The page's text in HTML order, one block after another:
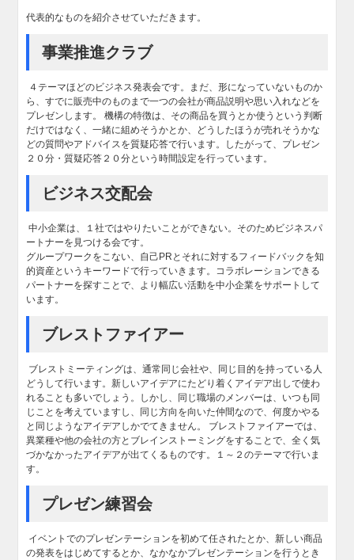
代表的なものを紹介させていただきます。
事業推進クラブ
４テーマほどのビジネス発表会です。まだ、形になっていないものか
ら、すでに販売中のものまで一つの会社が商品説明や思い入れなどを
プレゼンします。 機構の特徴は、その商品を買うとか使うという判断
だけではなく、一緒に組めそうかとか、どうしたほうが売れそうかな
どの質問やアドバイスを質疑応答で行います。したがって、プレゼン
２０分・質疑応答２０分という時間設定を行っています。
ビジネス交配会
中小企業は、１社ではやりたいことができない。そのためビジネスパ
ートナーを見つける会です。
グループワークをこない、自己PRとそれに対するフィードバックを知
的資産というキーワードで行っていきます。コラボレーションできる
パートナーを探すことで、より幅広い活動を中小企業をサポートして
います。
ブレストファイアー
ブレストミーティングは、通常同じ会社や、同じ目的を持っている人
どうして行います。新しいアイデアにたどり着くアイデア出しで使わ
れることも多いでしょう。しかし、同じ職場のメンバーは、いつも同
じことを考えていますし、同じ方向を向いた仲間なので、何度かやる
と同じようなアイデアしかでてきません。 ブレストファイアーでは、
異業種や他の会社の方とブレインストーミングをすることで、全く気
づかなかったアイデアが出てくるものです。１～２のテーマで行いま
す。
プレゼン練習会
イベントでのプレゼンテーションを初めて任されたとか、新しい商品
の発表をはじめてするとか、なかなかプレゼンテーションを行うとき